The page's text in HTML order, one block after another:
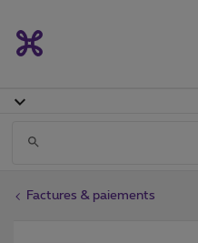
Factures & paiements